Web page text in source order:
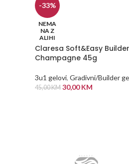
-33%
NEMA
NA Z
ALIHI
Claresa Soft&Easy
Champagne 45g
3u1 gelovi, Gradivni/Builder
45,00KM 30,00KM